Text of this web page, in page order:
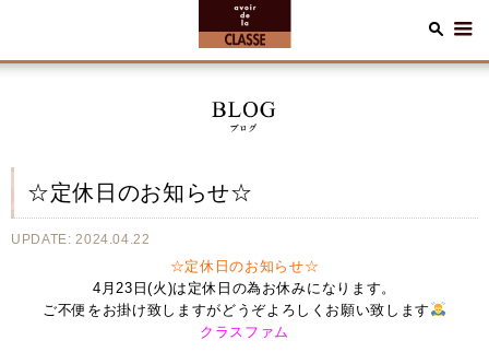
☆定休日のお知らせ☆
UPDATE: 2024.04.22
☆定休日のお知らせ☆
4月23日(火)は定休日の為お休みになります。
ご不便をお掛け致しますがどうぞよろしくお願い致します
クラスファム